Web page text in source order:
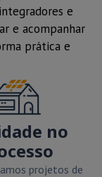
e
e acompanhar
prática e
no
projetos de